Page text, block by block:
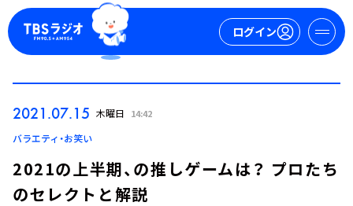
ログイン
ログイン
2021.07.15 木曜日 14:42
バラエティ・お笑い
2021の上半期、の推しゲームは？ プロたち
のセレクトと解説